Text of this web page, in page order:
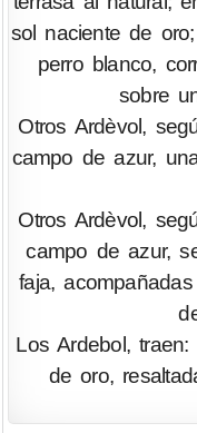
sol naciente de
perro blanco,
sobre
Otros Ardèvol,
campo de azur,
Otros Ardèvol,
campo de azur,
faja,
Los Ardebol,
de oro,